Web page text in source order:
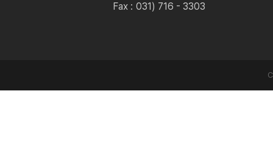
Fax : 031) 716 - 3303